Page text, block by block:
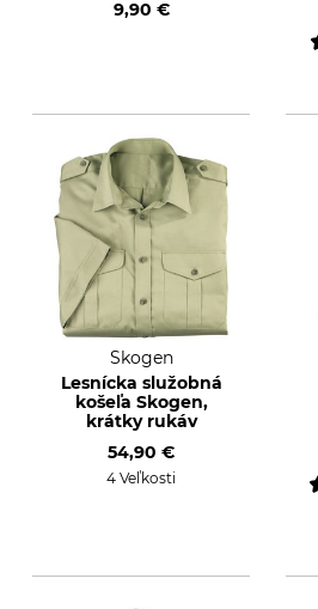
9,90 €
Skogen
Lesnícka služobná
košeľa Skogen,
krátky rukáv
54,90 €
4 Veľkosti